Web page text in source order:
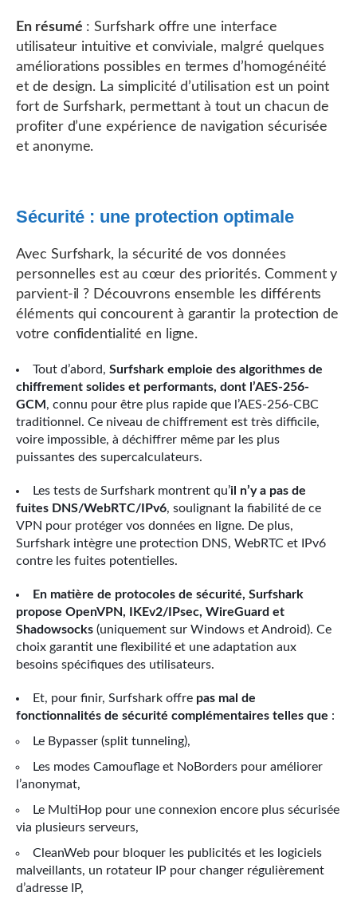
En résumé : Surfshark offre une interface
utilisateur intuitive et conviviale, malgré quelques
améliorations possibles en termes d’homogénéité
et de design. La simplicité d’utilisation est un point
fort de Surfshark, permettant à tout un chacun de
profiter d’une expérience de navigation sécurisée
et anonyme.
Sécurité : une protection optimale
Avec Surfshark, la sécurité de vos données
personnelles est au cœur des priorités. Comment y
parvient-il ? Découvrons ensemble les différents
éléments qui concourent à garantir la protection de
votre confidentialité en ligne.
Tout d’abord, Surfshark emploie des algorithmes de
chiffrement solides et performants, dont l’AES-256-
GCM , connu pour être plus rapide que l’AES-256-CBC
traditionnel. Ce niveau de chiffrement est très difficile,
voire impossible, à déchiffrer même par les plus
puissantes des supercalculateurs.
Les tests de Surfshark montrent qu’il n’y a pas de
fuites DNS/WebRTC/IPv6, soulignant la fiabilité de ce
VPN pour protéger vos données en ligne. De plus,
Surfshark intègre une protection DNS, WebRTC et IPv6
contre les fuites potentielles.
En matière de protocoles de sécurité, Surfshark
propose OpenVPN, IKEv2/IPsec, WireGuard et
Shadowsocks (uniquement sur Windows et Android). Ce
choix garantit une flexibilité et une adaptation aux
besoins spécifiques des utilisateurs.
Et, pour finir, Surfshark offre pas mal de
fonctionnalités de sécurité complémentaires telles que :
Le Bypasser (split tunneling),
Les modes Camouflage et NoBorders pour améliorer
l’anonymat,
Le MultiHop pour une connexion encore plus sécurisée
via plusieurs serveurs,
CleanWeb pour bloquer les publicités et les logiciels
malveillants, un rotateur IP pour changer régulièrement
d’adresse IP,